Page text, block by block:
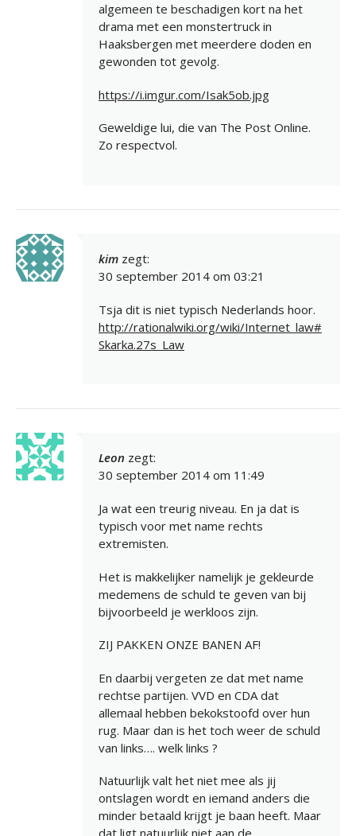
algemeen te beschadigen kort na het
drama met een monstertruck in
Haaksbergen met meerdere doden en
gewonden tot gevolg.
https://i.imgur.com/Isak5ob.jpg
Geweldige lui, die van The Post Online.
Zo respectvol.
kim zegt:
30 september 2014 om 03:21
Tsja dit is niet typisch Nederlands hoor.
http://rationalwiki.org/wiki/Internet_law#
Skarka.27s_Law
Leon zegt:
30 september 2014 om 11:49
Ja wat een treurig niveau. En ja dat is
typisch voor met name rechts
extremisten.
Het is makkelijker namelijk je gekleurde
medemens de schuld te geven van bij
bijvoorbeeld je werkloos zijn.
ZIJ PAKKEN ONZE BANEN AF!
En daarbij vergeten ze dat met name
rechtse partijen. VVD en CDA dat
allemaal hebben bekokstoofd over hun
rug. Maar dan is het toch weer de schuld
van links…. welk links ?
Natuurlijk valt het niet mee als jij
ontslagen wordt en iemand anders die
minder betaald krijgt je baan heeft. Maar